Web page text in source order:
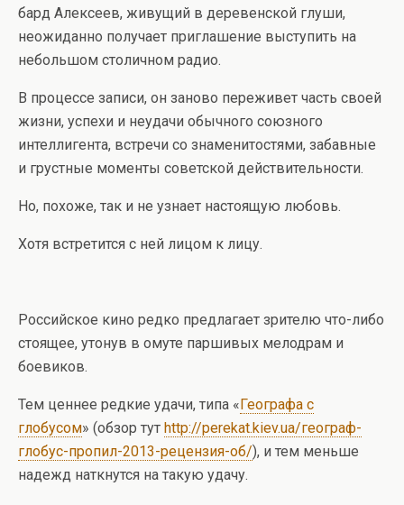
бард Алексеев, живущий в деревенской глуши,
неожиданно получает приглашение выступить на
небольшом столичном радио.
В процессе записи, он заново переживет часть своей
жизни, успехи и неудачи обычного союзного
интеллигента, встречи со знаменитостями, забавные
и грустные моменты советской действительности.
Но, похоже, так и не узнает настоящую любовь.
Хотя встретится с ней лицом к лицу.
Российское кино редко предлагает зрителю что-либо
стоящее, утонув в омуте паршивых мелодрам и
боевиков.
Тем ценнее редкие удачи, типа « Географа с
глобусом» (обзор тут http://perekat.kiev.ua/географ-
глобус-пропил-2013-рецензия-об/), и тем меньше
надежд наткнутся на такую удачу.